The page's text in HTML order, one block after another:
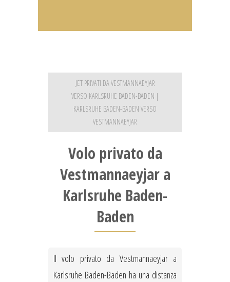
JET PRIVATI DA VESTMANNAEYJAR
VERSO KARLSRUHE BADEN-BADEN |
KARLSRUHE BADEN-BADEN VERSO
VESTMANNAEYJAR
Volo privato da
Vestmannaeyjar a
Karlsruhe Baden-
Baden
Il volo privato da Vestmannaeyjar a
Karlsruhe Baden-Baden ha una distanza